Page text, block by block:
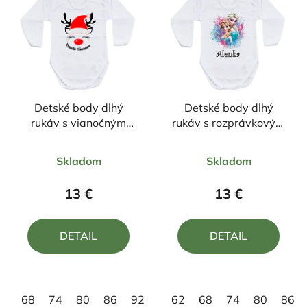
Detské body dlhý
rukáv s vianočným
hodnotenie
produktu
z
Skladom
13 €
DETAIL
68 74 80 86 92
Detské body dlhý
rukáv s rozprávkovým
hodnotenie
produktu
z
Skladom
13 €
DETAIL
62 68 74 80 86